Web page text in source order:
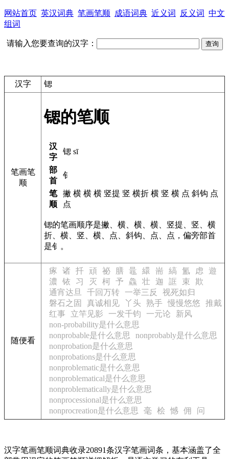
网站首页 英汉词典 笔画笔顺 成语词典 近义词 反义词 中文
组词
请输入您要查询的汉字：
汉字 锶
笔画笔
顺
锶的笔顺
汉
字
锶 sī
部
首
钅
笔
顺
撇 横 横 横 竖提 竖 横折 横 竖 横 点 斜钩 点
点
锶的笔画顺序是撇、横、横、横、竖提、竖、横
折、横、竖、横、点、斜钩、点、点，偏旁部首
是钅。
随便看
瘃 诸 扦 頑 祕 膳 鼂 繯 耑 縞 氳 虑
遊
濃
铱 习 灭 柯 予 鱻 壮 迦 誆 束
欺
通宵达旦
千回万转 一举三反
视死如归
磐石之固
真诚相见 丫头 熟手 慢慢悠悠
推戴
红事
立竿见影 一发千钧 一元论
新风
non-probability是什么意思
nonprobable是什么意思
nonprobably是什么意思
nonprobation是什么意思
nonprobations是什么意思
nonproblematic是什么意思
nonproblematical是什么意思
nonproblematically是什么意思
nonprocessional是什么意思
nonprocreation是什么意思
毫 桧 憾 佣 问
汉字笔画笔顺词典收录20891条汉字笔画词条，基本涵盖了全